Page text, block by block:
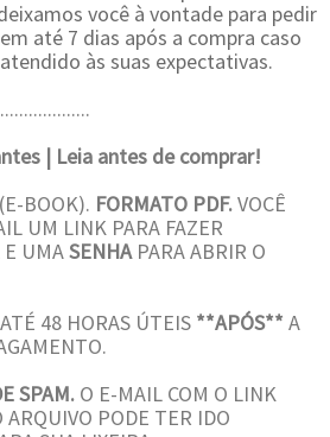
você à vontade para pedir
até 7 dias após a compra caso
às suas expectativas.
| Leia antes de comprar!
BOOK). FORMATO PDF.VOCÊ
UM LINK PARA FAZER
E UMASENHAPARA ABRIR O
48 HORAS ÚTEIS **APÓS** A
SPAM. O E-MAIL COM O LINK
ARQUIVO PODE TER IDO